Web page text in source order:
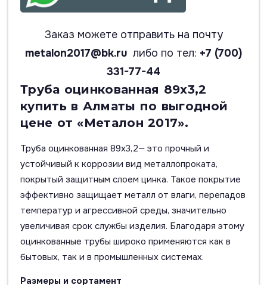
Заказ можете отправить на почту
metalon2017@bk.ru либо по тел: +7 (700)
331-77-44
Труба оцинкованная 89х3,2
купить в Алматы по выгодной
цене от «Металон 2017».
Труба оцинкованная 89х3,2— это прочный и
устойчивый к коррозии вид металлопроката,
покрытый защитным слоем цинка. Такое покрытие
эффективно защищает металл от влаги, перепадов
температур и агрессивной среды, значительно
увеличивая срок службы изделия. Благодаря этому
оцинкованные трубы широко применяются как в
бытовых, так и в промышленных системах.
Размеры и сортамент